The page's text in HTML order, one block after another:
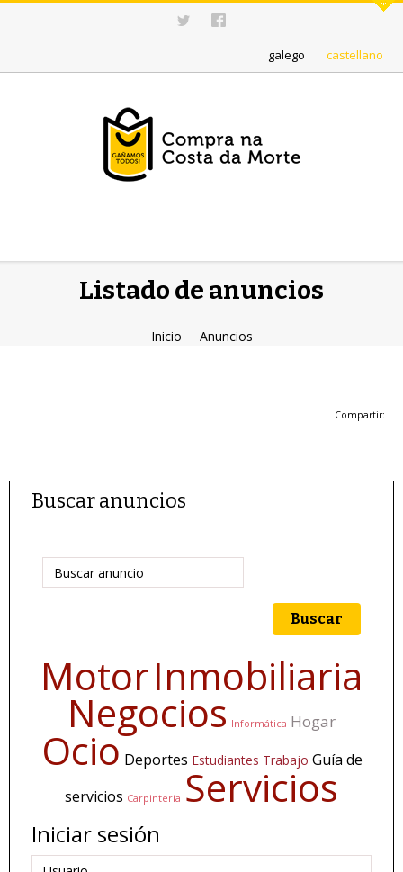
galego castellano
Listado de anuncios
Inicio Anuncios
Compartir:
Buscar anuncios
Buscar
MotorInmobiliaria
Negocios Informática Hogar
Ocio Deportes Estudiantes Trabajo Guía de
servicios Carpintería Servicios
Iniciar sesión